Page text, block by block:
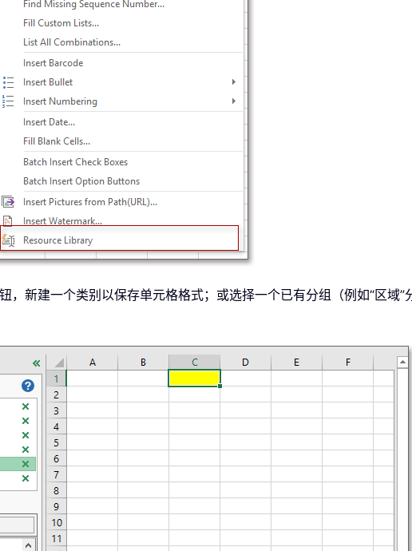
，新建一个类别以保存单元格格式；或选择一个已有分组（例如“区域